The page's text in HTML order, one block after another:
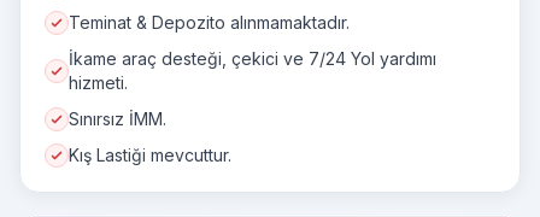
Teminat & Depozito alınmamaktadır.
İkame araç desteği, çekici ve 7/24 Yol yardımı
hizmeti.
Sınırsız İMM.
Kış Lastiği mevcuttur.